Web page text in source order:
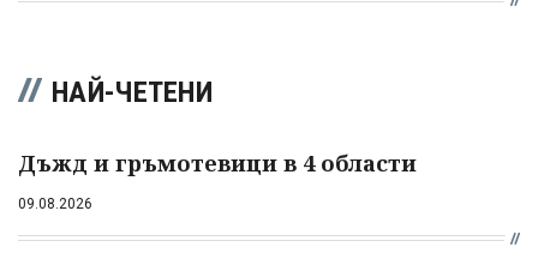
НАЙ-ЧЕТЕНИ
Дъжд и гръмотевици в 4 области
09.08.2026